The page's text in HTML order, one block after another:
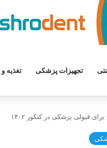
تجهیزات پزشکی تغذیه
قبولی پزشکی در کنکور ۱۴۰۲